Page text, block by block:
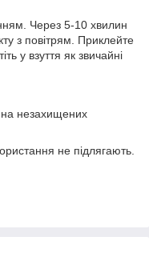
Через 5-10 хвилин
з повітрям. Приклейте
у взуття як звичайні
на незахищених
не підлягають.